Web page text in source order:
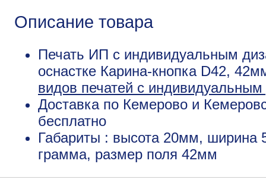
Описание товара
Печать ИП с индивидуальным
оснастке Карина-кнопка D42,
видов печатей с
Доставка по Кемерово и
бесплатно
Габариты : высота 20мм, ширина
грамма, размер поля 42мм